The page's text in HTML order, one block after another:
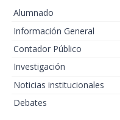
Alumnado
Información General
Contador Público
Investigación
Noticias institucionales
Debates